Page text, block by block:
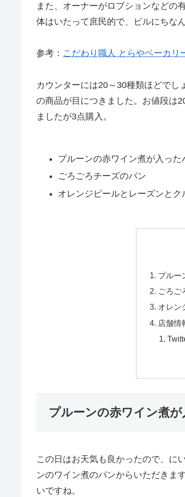
また、オーナーがロブションなどの
体はいたって庶民的で、ビルにちな
参考： こだわり職人 とらやベーカリ
カウンターには20～30種類ほどで
の商品が目につきました。お値段は
ましたが3点購入。
プルーンの赤ワイン煮が入った
ごろごろチーズのパン
オレンジピールとレーズンとク
プルー
ごろご
オレン
店舗情
プルーンの赤ワイン煮
この日はお天気も良かったので、に
ンのワイン煮のパンからいただきま
いですね。